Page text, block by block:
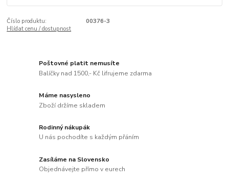
Číslo produktu:
00376-3
Hlídat cenu / dostupnost
Poštovné platit nemusíte
Balíčky nad 1500,- Kč lifrujeme zdarma
Máme nasysleno
Zboží držíme skladem
Rodinný nákupák
U nás pochodíte s každým přáním
Zasíláme na Slovensko
Objednávejte přímo v eurech